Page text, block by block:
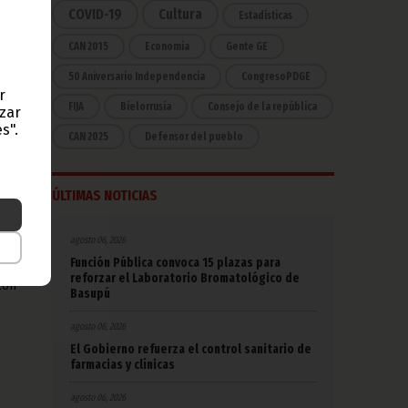
COVID-19 Cultura Estadísticas
CAN 2015 Economía Gente GE
50 Aniversario Independencia CongresoPDGE
FIJA Bielorrusia Consejo de la república
CAN 2025 Defensor del pueblo
ÚLTIMAS NOTICIAS
agosto 06, 2026
Función Pública convoca 15 plazas para
reforzar el Laboratorio Bromatológico de
Basupú
agosto 06, 2026
El Gobierno refuerza el control sanitario de
farmacias y clínicas
agosto 06, 2026